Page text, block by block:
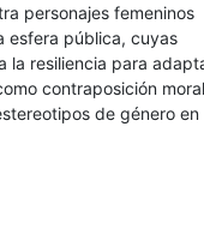
personajes femeninos
esfera pública, cuyas
la resiliencia para
contraposición
de género en